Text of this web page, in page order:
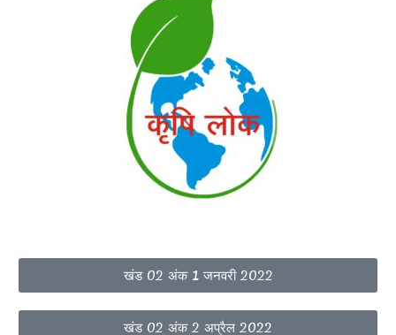
खंड 02 अंक 1 जनवरी 2022
खंड 02 अंक 2 अप्रैल 2022